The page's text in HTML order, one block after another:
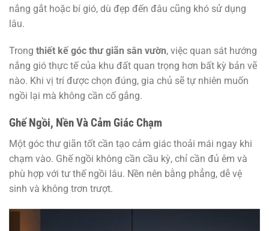
nắng gắt hoặc bí gió, dù đẹp đến đâu cũng khó sử dụng
lâu.
Trong thiết kế góc thư giãn sân vườn, việc quan sát hướng
nắng gió thực tế của khu đất quan trọng hơn bất kỳ bản vẽ
nào. Khi vị trí được chọn đúng, gia chủ sẽ tự nhiên muốn
ngồi lại mà không cần cố gắng.
Ghế Ngồi, Nền Và Cảm Giác Chạm
Một góc thư giãn tốt cần tạo cảm giác thoải mái ngay khi
chạm vào. Ghế ngồi không cần cầu kỳ, chỉ cần đủ êm và
phù hợp với tư thế ngồi lâu. Nền nên bằng phẳng, dễ vệ
sinh và không trơn trượt.